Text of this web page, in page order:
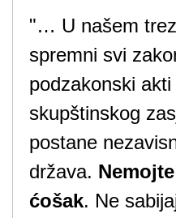
"… U našem
spremni svi
podzakonski
skupštinskog
postane
država.
ćošak. Ne